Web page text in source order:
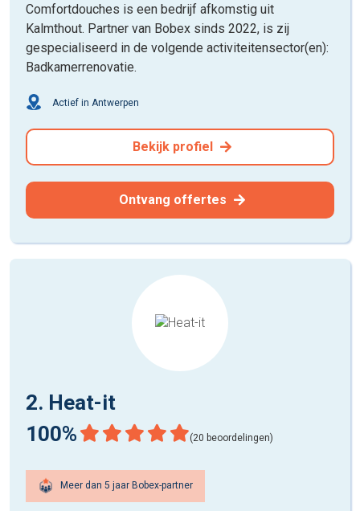
Comfortdouches is een bedrijf afkomstig uit
Kalmthout. Partner van Bobex sinds 2022, is zij
gespecialiseerd in de volgende activiteitensector(en):
Badkamerrenovatie.
Actief in Antwerpen
Bekijk profiel
Ontvang offertes
2. Heat-it
100%
(20 beoordelingen)
Meer dan 5 jaar Bobex-partner